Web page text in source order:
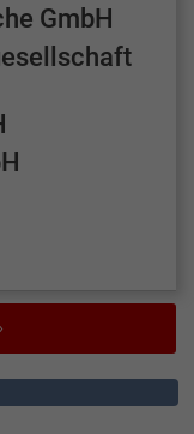
GmbH